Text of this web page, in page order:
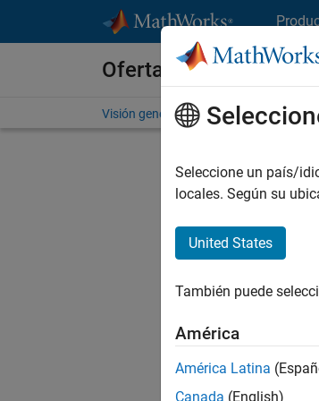
Ofertas de empleo en
Visión general Búsqueda de empleo
Seleccione un país/
locales. Según su
United States
También puede
América
América Latina
Canada (English)